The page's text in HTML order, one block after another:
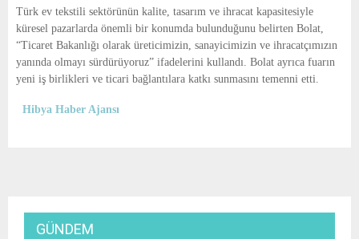
Türk ev tekstili sektörünün kalite, tasarım ve ihracat kapasitesiyle
küresel pazarlarda önemli bir konumda bulunduğunu belirten Bolat,
“Ticaret Bakanlığı olarak üreticimizin, sanayicimizin ve ihracatçımızın
yanında olmayı sürdürüyoruz” ifadelerini kullandı. Bolat ayrıca fuarın
yeni iş birlikleri ve ticari bağlantılara katkı sunmasını temenni etti.
Hibya Haber Ajansı
GÜNDEM